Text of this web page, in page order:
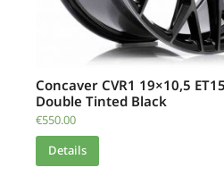
Concaver CVR1 19×10,5
Double Tinted Black
€550.00
Details